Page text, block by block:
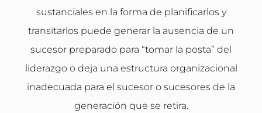
sustanciales en la forma de planificarlos y
transitarlos puede generar la ausencia de un
sucesor preparado para “tomar la posta” del
liderazgo o deja una estructura organizacional
inadecuada para el sucesor o sucesores de la
generación que se retira.